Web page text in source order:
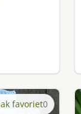
favoriet0